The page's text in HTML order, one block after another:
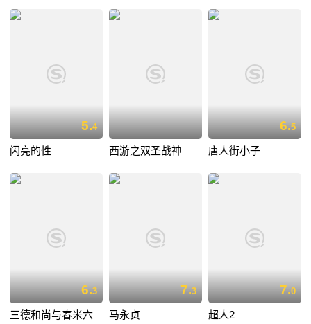
5.4
闪亮的性 西游之双圣战神
6.5
唐人街小子
6.3
三德和尚与舂米六
7.3
马永贞
7.0
超人2